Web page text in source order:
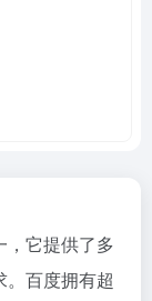
，它提供了多
百度拥有超